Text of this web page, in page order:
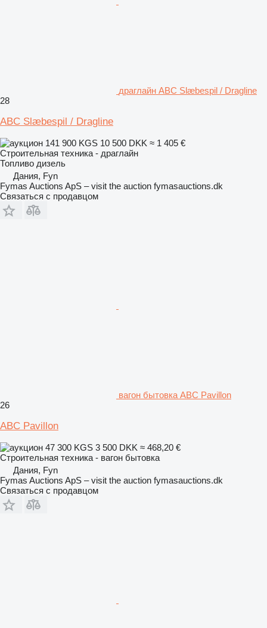
драглайн ABC Slæbespil / Dragline
28
ABC Slæbespil / Dragline
141 900 KGS 10 500 DKK ≈ 1 405 €
Строительная техника - драглайн
Топливо дизель
Дания, Fyn
Fymas Auctions ApS – visit the auction fymasauctions.dk
Связаться с продавцом
вагон бытовка ABC Pavillon
26
ABC Pavillon
47 300 KGS 3 500 DKK ≈ 468,20 €
Строительная техника - вагон бытовка
Дания, Fyn
Fymas Auctions ApS – visit the auction fymasauctions.dk
Связаться с продавцом